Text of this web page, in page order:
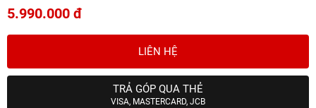
5.990.000 đ
LIÊN HỆ
TRẢ GÓP QUA THẺ
VISA, MASTERCARD, JCB